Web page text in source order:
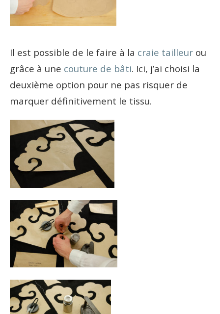
Il est possible de le faire à la craie tailleur ou
grâce à une couture de bâti. Ici, j’ai choisi la
deuxième option pour ne pas risquer de
marquer définitivement le tissu.